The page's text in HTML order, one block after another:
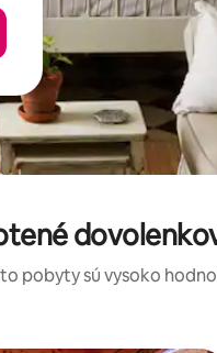
pobyty sú vysoko